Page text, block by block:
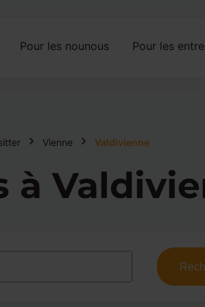
Pour les nounous Pour les
Vienne Valdivienne
à